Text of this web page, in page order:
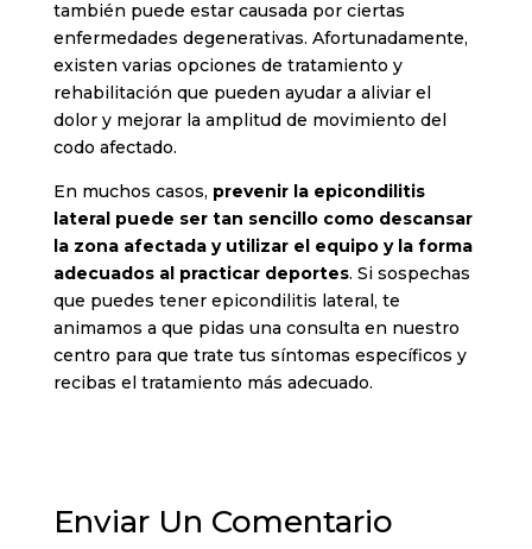
también puede estar causada por ciertas
enfermedades degenerativas. Afortunadamente,
existen varias opciones de tratamiento y
rehabilitación que pueden ayudar a aliviar el
dolor y mejorar la amplitud de movimiento del
codo afectado.
En muchos casos, prevenir la epicondilitis
lateral puede ser tan sencillo como descansar
la zona afectada y utilizar el equipo y la forma
adecuados al practicar deportes. Si sospechas
que puedes tener epicondilitis lateral, te
animamos a que pidas una consulta en nuestro
centro para que trate tus síntomas específicos y
recibas el tratamiento más adecuado.
Enviar Un Comentario